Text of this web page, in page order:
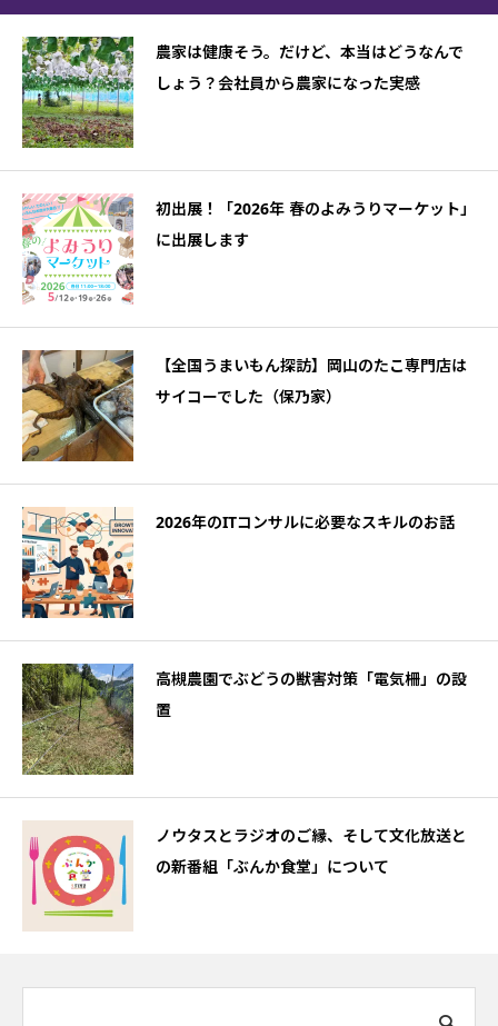
農家は健康そう。だけど、本当はどうなんで
しょう？会社員から農家になった実感
初出展！「2026年 春のよみうりマーケット」
に出展します
【全国うまいもん探訪】岡山のたこ専門店は
サイコーでした（保乃家）
2026年のITコンサルに必要なスキルのお話
高槻農園でぶどうの獣害対策「電気柵」の設
置
ノウタスとラジオのご縁、そして文化放送と
の新番組「ぶんか食堂」について